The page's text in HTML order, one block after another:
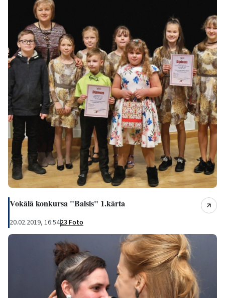
Vokālā konkursa "Balsis" 1.kārta
20.02.2019, 16:54|23 Foto